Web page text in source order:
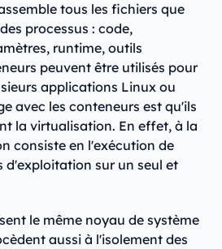
tous les fichiers que
processus : code,
runtime, outils
peuvent être utilisés pour
applications Linux ou
avec les conteneurs est qu'ils
la virtualisation. En effet, à la
consiste en l'exécution de
d'exploitation sur un seul et
le même noyau de système
aussi à l'isolement des